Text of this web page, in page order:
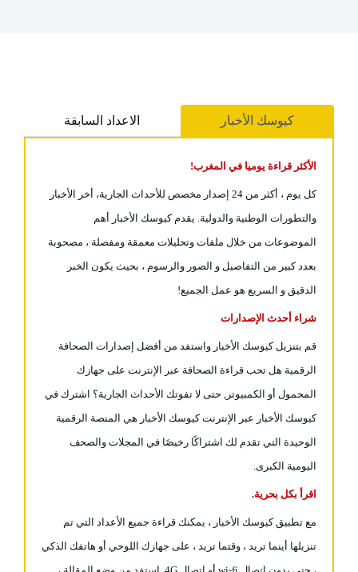
كيوسك الأخبار الاعداد السابقة
الأكثر قراءة يوميا في المغرب!
كل يوم ، أكثر من 24 إصدار مخصص للأحداث الجارية، أخر الأخبار
والتطورات الوطنية والدولية. يقدم كيوسك الأخبار أهم
الموضوعات من خلال ملفات وتحليلات معمقة ومفصلة ، مصحوبة
بعدد كبير من التفاصيل و الصور والرسوم ، بحيث يكون الخبر
الدقيق و السريع هو عمل الجميع!
شراء أحدث الإصدارات
قم بتنزيل كيوسك الأخبار واستفد من أفضل إصدارات الصحافة
الرقمية هل تحب قراءة الصحافة عبر الإنترنت على جهازك
المحمول أو الكمبيوتر, حتى لا تفوتك الأحداث الجارية؟ اشترك في
كيوسك الأخبار عبر الإنترنت كيوسك الأخبار هي المنصة الرقمية
الوحيدة التي تقدم لك اشتراكًا رخيصًا في المجلات والصحف
اليومية الكبرى.
اقرأ بكل بحرية.
مع تطبيق كيوسك الأخبار ، يمكنك قراءة جميع الأعداد التي تم
تنزيلها أينما تريد ، وقتما تريد ، على جهازك اللوحي أو هاتفك الذكي